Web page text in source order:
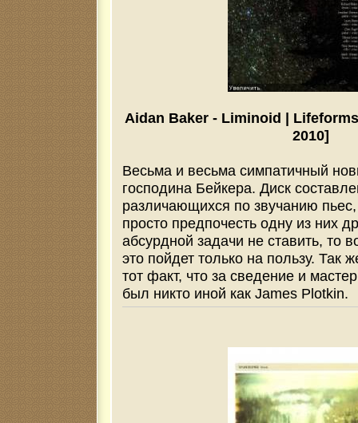
Aidan Baker - Liminoid |
2010]
Весьма и весьма симпатичный
господина Бейкера. Диск
различающихся по звучанию
просто предпочесть одну из них
абсурдной задачи не ставить, то
это пойдет только на пользу. Так
тот факт, что за сведение и
был никто иной как James Plotkin.